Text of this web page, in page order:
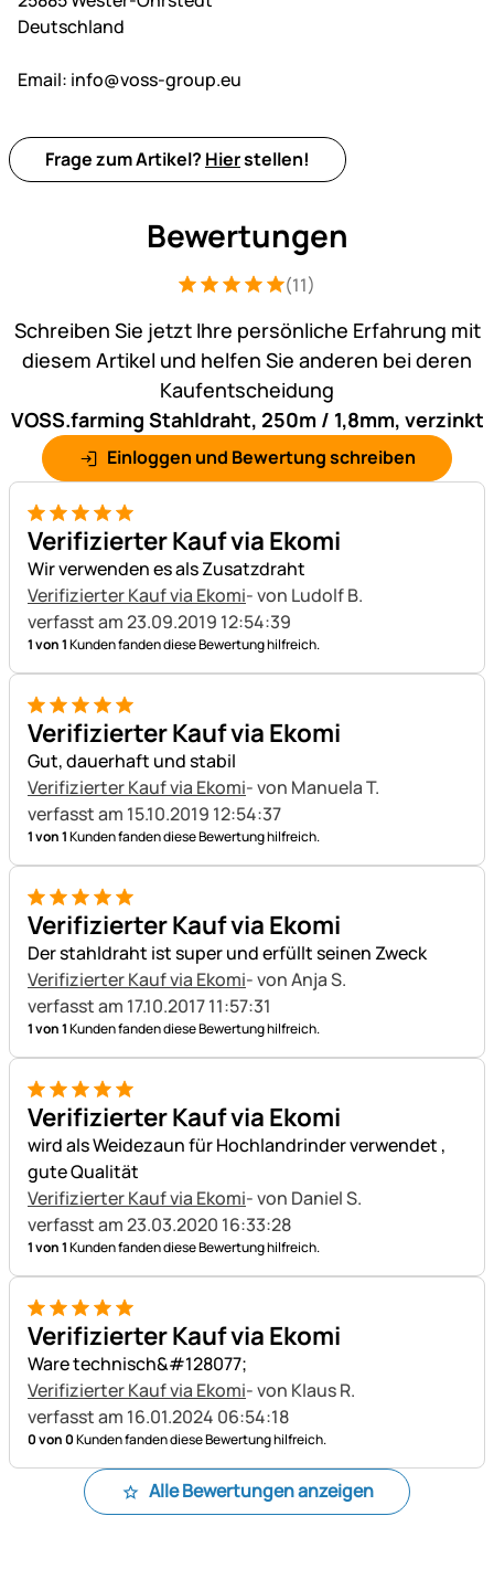
Deutschland
Email: info@voss-group.eu
Frage zum Artikel? Hierstellen!
Bewertungen
Bewertung: 5 von 5 (11 Bewertungen)
11 Bewertungen
(11)
Schreiben Sie jetzt Ihre persönliche Erfahrung mit
diesem Artikel und helfen Sie anderen bei deren
Kaufentscheidung
VOSS.farming Stahldraht, 250m / 1,8mm, verzinkt
Einloggen und Bewertung schreiben
5 von 5
Verifizierter Kauf via Ekomi
Wir verwenden es als Zusatzdraht
Verifizierter Kauf via Ekomi- von Ludolf B.
verfasst am 23.09.2019 12:54:39
1 von 1Kunden fanden diese Bewertung hilfreich.
5 von 5
Verifizierter Kauf via Ekomi
Gut, dauerhaft und stabil
Verifizierter Kauf via Ekomi- von Manuela T.
verfasst am 15.10.2019 12:54:37
1 von 1Kunden fanden diese Bewertung hilfreich.
5 von 5
Verifizierter Kauf via Ekomi
Der stahldraht ist super und erfüllt seinen Zweck
Verifizierter Kauf via Ekomi- von Anja S.
verfasst am 17.10.2017 11:57:31
1 von 1Kunden fanden diese Bewertung hilfreich.
5 von 5
Verifizierter Kauf via Ekomi
wird als Weidezaun für Hochlandrinder verwendet ,
gute Qualität
Verifizierter Kauf via Ekomi- von Daniel S.
verfasst am 23.03.2020 16:33:28
1 von 1Kunden fanden diese Bewertung hilfreich.
5 von 5
Verifizierter Kauf via Ekomi
Ware technisch&#128077;
Verifizierter Kauf via Ekomi- von Klaus R.
verfasst am 16.01.2024 06:54:18
0 von 0Kunden fanden diese Bewertung hilfreich.
Alle Bewertungen anzeigen